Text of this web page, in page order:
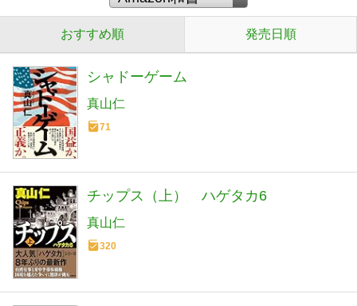
おすすめ順 発売日順
シャドーゲーム
真山仁
71
チップス（上） ハゲタカ6
真山仁
320